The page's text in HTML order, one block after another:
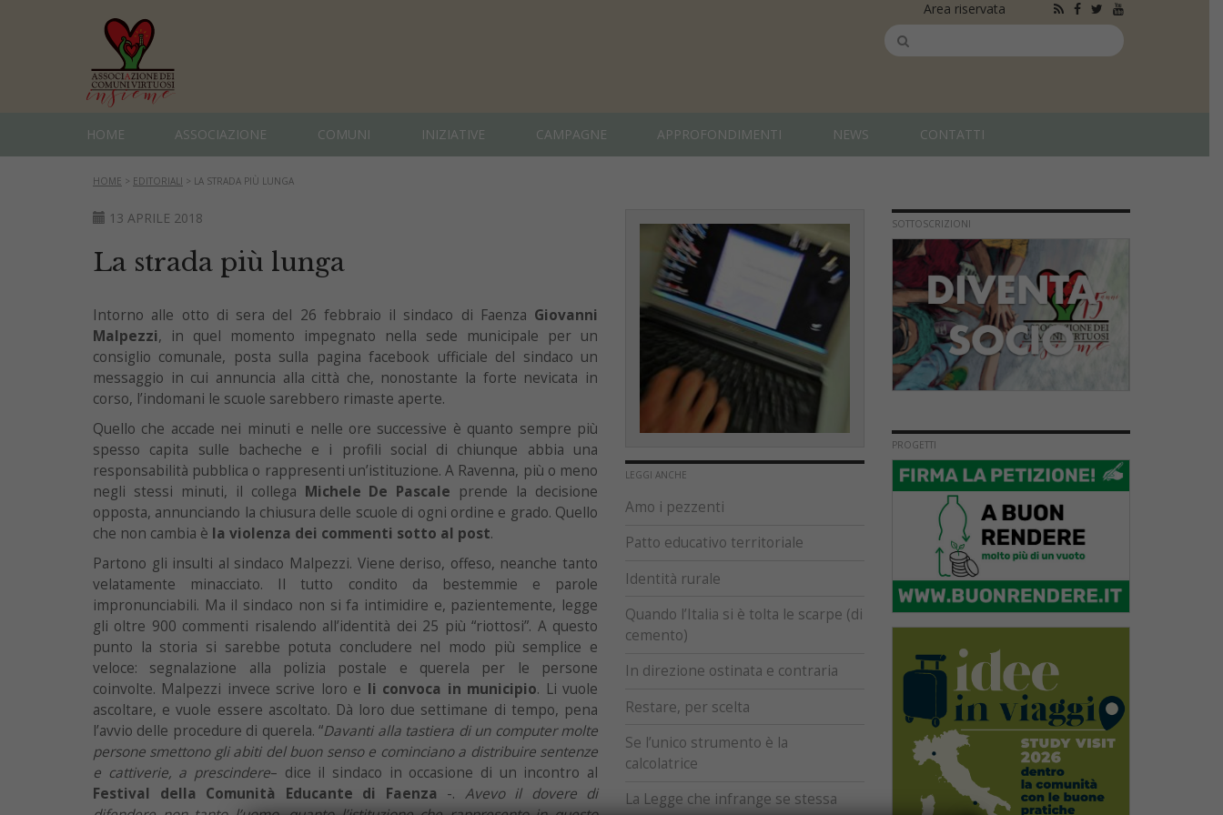
Area riservata
HOME ASSOCIAZIONE COMUNI INIZIATIVE CAMPAGNE APPROFONDIMENTI NEWS CONTATTI
HOME > EDITORIALI > LA STRADA PIÙ LUNGA
13 APRILE 2018
La strada più lunga
Intorno alle otto di sera del 26 febbraio il sindaco di Faenza Giovanni
Malpezzi, in quel momento impegnato nella sede municipale per un
consiglio comunale, posta sulla pagina facebook ufficiale del sindaco un
messaggio in cui annuncia alla città che, nonostante la forte nevicata in
corso, l’indomani le scuole sarebbero rimaste aperte.
Quello che accade nei minuti e nelle ore successive è quanto sempre più
spesso capita sulle bacheche e i profili social di chiunque abbia una
responsabilità pubblica o rappresenti un’istituzione. A Ravenna, più o meno
negli stessi minuti, il collega Michele De Pascale prende la decisione
opposta, annunciando la chiusura delle scuole di ogni ordine e grado. Quello
che non cambia è la violenza dei commenti sotto al post.
Partono gli insulti al sindaco Malpezzi. Viene deriso, offeso, neanche tanto
velatamente minacciato. Il tutto condito da bestemmie e parole
impronunciabili. Ma il sindaco non si fa intimidire e, pazientemente, legge
gli oltre 900 commenti risalendo all’identità dei 25 più “riottosi”. A questo
punto la storia si sarebbe potuta concludere nel modo più semplice e
veloce: segnalazione alla polizia postale e querela per le persone
coinvolte. Malpezzi invece scrive loro e li convoca in municipio. Li vuole
ascoltare, e vuole essere ascoltato. Dà loro due settimane di tempo, pena
l’avvio delle procedure di querela. “Davanti alla tastiera di un computer molte
persone smettono gli abiti del buon senso e cominciano a distribuire sentenze
e cattiverie, a prescindere– dice il sindaco in occasione di un incontro al
Festival della Comunità Educante di Faenza -. Avevo il dovere di
LEGGI ANCHE
Amo i pezzenti
Patto educativo territoriale
Identità rurale
Quando l’Italia si è tolta le scarpe (di
cemento)
In direzione ostinata e contraria
Restare, per scelta
Se l’unico strumento è la
calcolatrice
La Legge che infrange se stessa
SOTTOSCRIZIONI
PROGETTI